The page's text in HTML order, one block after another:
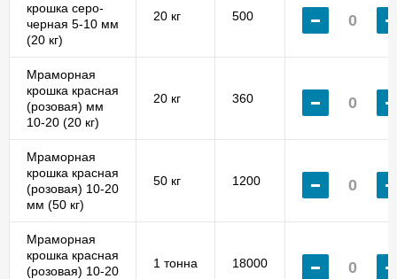
крошка серо-
черная 5-10 мм
(20 кг)
20 кг 500
Мраморная
крошка красная
(розовая) мм
10-20 (20 кг)
20 кг 360
Мраморная
крошка красная
(розовая) 10-20
мм (50 кг)
50 кг 1200
Мраморная
крошка красная
(розовая) 10-20
1 тонна 18000